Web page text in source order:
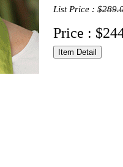
List Price :
Price :